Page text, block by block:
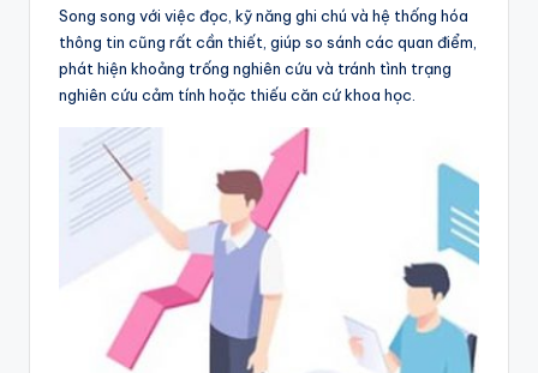
Song song với việc đọc, kỹ năng ghi chú và hệ thống hóa
thông tin cũng rất cần thiết, giúp so sánh các quan điểm,
phát hiện khoảng trống nghiên cứu và tránh tình trạng
nghiên cứu cảm tính hoặc thiếu căn cứ khoa học.